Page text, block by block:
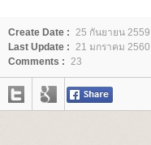
Create Date :
25 กันยายน 2559
Last Update :
21 มกราคม 2560
Comments :
23